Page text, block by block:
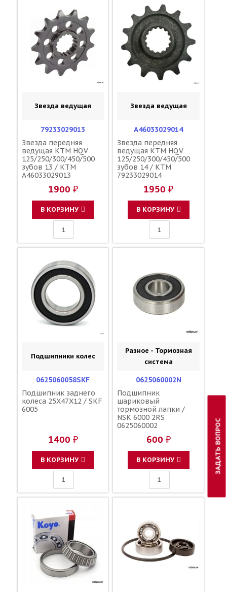
Звезда ведущая
79233029013
Звезда передняя
ведущая KTM HQV
125/250/300/450/500
зубов 13 / KTM
A46033029013
1900 ₽
В КОРЗИНУ
Звезда ведущая
A46033029014
Звезда передняя
ведущая KTM HQV
125/250/300/450/500
зубов 14 / KTM
79233029014
1950 ₽
В КОРЗИНУ
Подшипники колес
0625060058SKF
Подшипник заднего
колеса 25X47X12 / SKF
6005
1400 ₽
В КОРЗИНУ
Разное - Тормозная
система
0625060002N
Подшипник
шариковый
тормозной лапки /
NSK 6000 2RS
0625060002
600 ₽
В КОРЗИНУ ЗАДАТЬ ВОПРОС